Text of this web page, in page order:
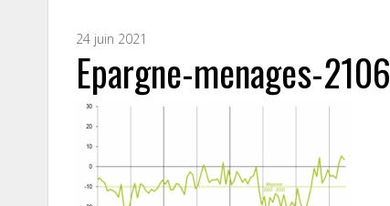
24 juin 2021
Epargne-menages-2106